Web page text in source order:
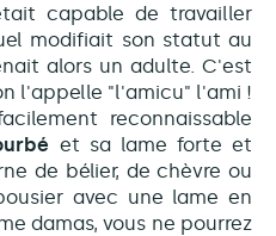
capable de travailler
modifiait son statut au
alors un adulte. C'est
l'appelle "l'amicu" l'ami !
reconnaissable
et sa lame forte et
de bélier, de chèvre ou
avec une lame en
damas, vous ne pourrez